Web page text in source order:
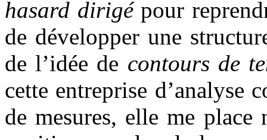
hasard dirigépour
de développer une
de l’idée de contours de
cette entreprise d’analyse
de mesures, elle me place